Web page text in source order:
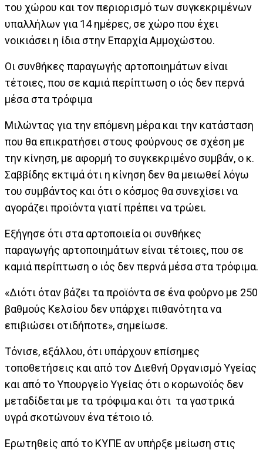
του χώρου και τον περιορισμό των συγκεκριμένων
υπαλλήλων για 14 ημέρες, σε χώρο που έχει
νοικιάσει η ίδια στην Επαρχία Αμμοχώστου.
Οι συνθήκες παραγωγής αρτοποιημάτων είναι
τέτοιες, που σε καμιά περίπτωση ο ιός δεν περνά
μέσα στα τρόφιμα
Μιλώντας για την επόμενη μέρα και την κατάσταση
που θα επικρατήσει στους φούρνους σε σχέση με
την κίνηση, με αφορμή το συγκεκριμένο συμβάν, ο κ.
Σαββίδης εκτιμά ότι η κίνηση δεν θα μειωθεί λόγω
του συμβάντος και ότι ο κόσμος θα συνεχίσει να
αγοράζει προϊόντα γιατί πρέπει να τρώει.
Εξήγησε ότι στα αρτοποιεία οι συνθήκες
παραγωγής αρτοποιημάτων είναι τέτοιες, που σε
καμιά περίπτωση ο ιός δεν περνά μέσα στα τρόφιμα.
«Διότι όταν βάζει τα προϊόντα σε ένα φούρνο με 250
βαθμούς Κελσίου δεν υπάρχει πιθανότητα να
επιβιώσει οτιδήποτε», σημείωσε.
Τόνισε, εξάλλου, ότι υπάρχουν επίσημες
τοποθετήσεις και από τον Διεθνή Οργανισμό Υγείας
και από το Υπουργείο Υγείας ότι ο κορωνοϊός δεν
μεταδίδεται με τα τρόφιμα και ότι τα γαστρικά
υγρά σκοτώνουν ένα τέτοιο ιό.
Ερωτηθείς από το ΚΥΠΕ αν υπήρξε μείωση στις